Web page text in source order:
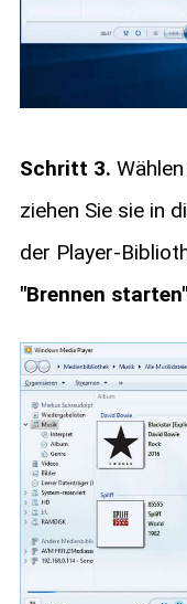
Schritt 3.
ziehen Sie sie in
der Player-
"Brennen starten"